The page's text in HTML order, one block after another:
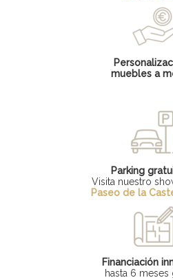
muebles a
Parking
Visita nuestro
Paseo de la
Financiación
hasta 6 meses